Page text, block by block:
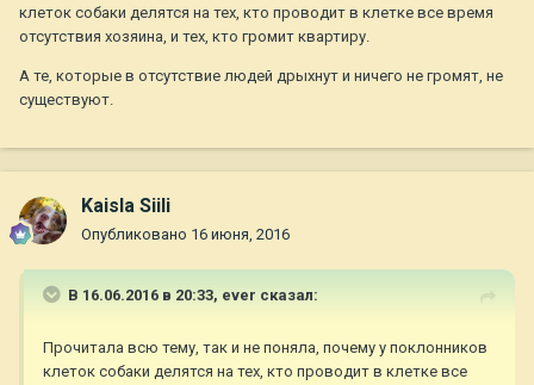
клеток собаки делятся на тех, кто проводит в клетке все время
отсутствия хозяина, и тех, кто громит квартиру.
А те, которые в отсутствие людей дрыхнут и ничего не громят, не
существуют.
Kaisla Siili
Опубликовано 16 июня, 2016
В 16.06.2016 в 20:33, ever сказал:
Прочитала всю тему, так и не поняла, почему у поклонников
клеток собаки делятся на тех, кто проводит в клетке все